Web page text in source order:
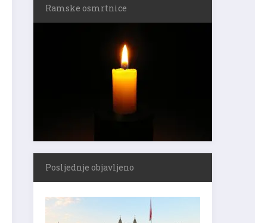
Ramske osmrtnice
Posljednje objavljeno